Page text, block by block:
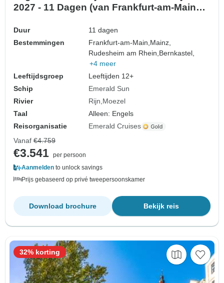
2027 - 11 Dagen (van Frankfurt-am-Main
Duur
11 dagen
Bestemmingen
Frankfurt-am-Main,Mainz,
Rudesheim am Rhein,Bernkastel,
+4 meer
Leeftijdsgroep
Leeftijden 12+
Schip
Emerald Sun
Rivier
Rijn Moezel
Taal
Alleen: Engels
Reisorganisatie
Emerald Cruises
Vanaf €4.759
€3.541 per persoon
Aanmelden to unlock savings
Prijs gebaseerd op privé tweepersoonskamer
Bekijk reis
Download brochure
32% korting